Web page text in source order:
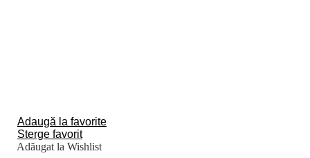
Adaugă la favorite
Sterge favorit
Adăugat la Wishlist